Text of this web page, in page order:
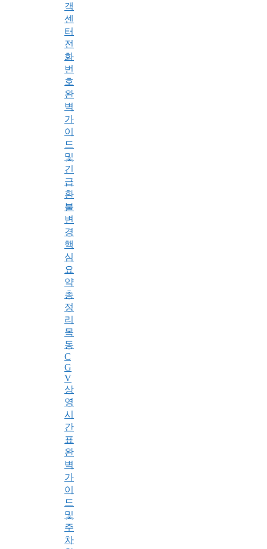
객
센
터
전
화
번
호
완
벽
가
이
드
및
긴
급
환
불
변
경
핵
심
요
약
총
정
리
목
동
C
G
V
상
영
시
간
표
완
벽
가
이
드
및
주
차